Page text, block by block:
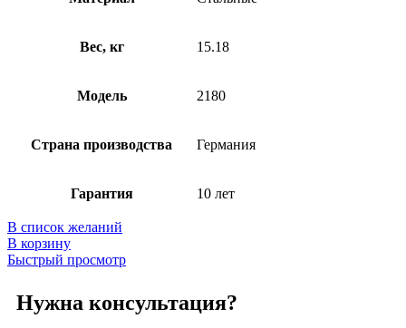
Вес, кг 15.18
Модель 2180
Страна производства Германия
Гарантия 10 лет
В список желаний
В корзину
Быстрый просмотр
Нужна консультация?